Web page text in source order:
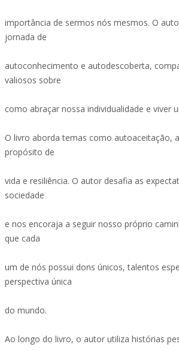
importância de sermos nós mesmos. O
jornada de
autoconhecimento e autodescoberta,
valiosos sobre
como abraçar nossa individualidade e viver
O livro aborda temas como autoaceitação,
propósito de
vida e resiliência. O autor desafia as
sociedade
e nos encoraja a seguir nosso próprio
que cada
um de nós possui dons únicos, talentos
perspectiva única
do mundo.
Ao longo do livro, o autor utiliza histórias